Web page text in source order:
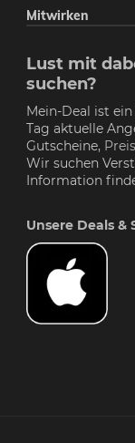
Mitwirken
Lust mit
suchen?
Mein-Deal ist
Tag aktuelle
Gutscheine,
Wir suchen
Information
Unsere Deals